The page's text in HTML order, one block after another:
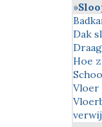
Dak
Hoe
Vloer